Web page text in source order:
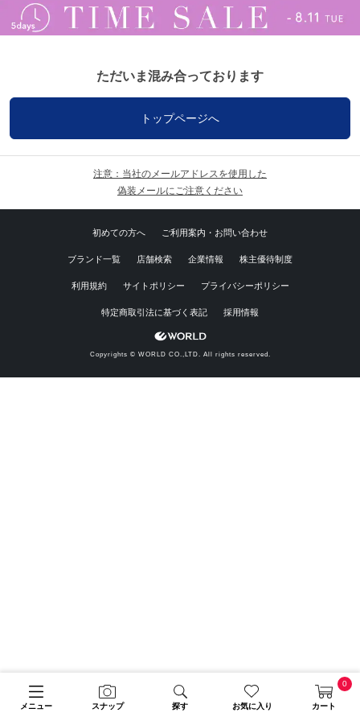
メニュー スナップ 探す お気に入り カート
0
ただいま混み合っております
トップページへ
注意：当社のメールアドレスを使用した
偽装メールにご注意ください
初めての方へ ご利用案内・お問い合わせ
ブランド一覧 店舗検索 企業情報 株主優待制度
利用規約 サイトポリシー プライバシーポリシー
特定商取引法に基づく表記 採用情報
Copyrights © WORLD CO.,LTD. All rights reserved.